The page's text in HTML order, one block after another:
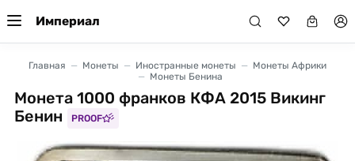
Империал
Главная Монеты Иностранные монеты
Монеты Африки
Монеты Бенина
Монета 1000 франков КФА 2015 Викинг
Бенин
PROOF